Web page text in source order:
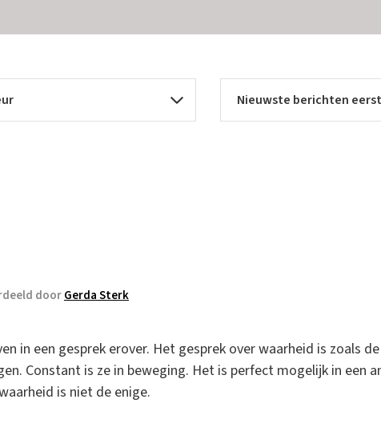
doorGerda Sterk
in een gesprek erover. Het gesprek over waarheid is zoals
Constant is ze in beweging. Het is perfect mogelijk in een
is niet de enige.